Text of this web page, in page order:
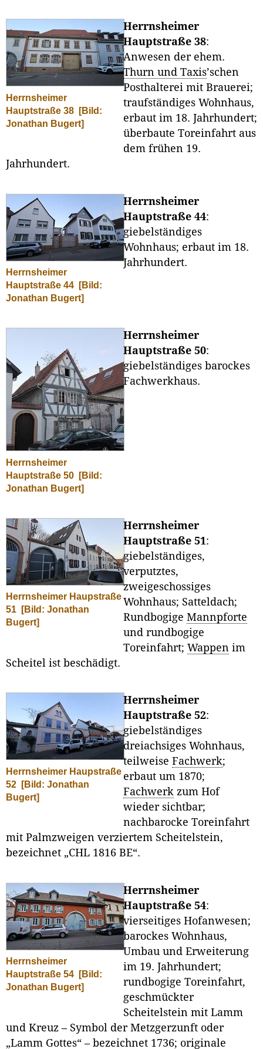
Herrnsheimer
Hauptstraße 38
[Bild:
Jonathan Bugert]
Herrnsheimer
Hauptstraße 38:
Anwesen der ehem.
Thurn und Taxis’schen
Posthalterei mit Brauerei;
traufständiges Wohnhaus,
erbaut im 18. Jahrhundert;
überbaute Toreinfahrt aus
dem frühen 19.
Jahrhundert.
Herrnsheimer
Hauptstraße 44
[Bild:
Jonathan Bugert]
Herrnsheimer
Hauptstraße 44:
giebelständiges
Wohnhaus; erbaut im 18.
Jahrhundert.
Herrnsheimer
Hauptstraße 50
[Bild:
Jonathan Bugert]
Herrnsheimer
Hauptstraße 50:
giebelständiges barockes
Fachwerkhaus.
Herrnsheimer Haupstraße
51
[Bild: Jonathan
Bugert]
Herrnsheimer
Hauptstraße 51 :
giebelständiges,
verputztes,
zweigeschossiges
Wohnhaus; Satteldach;
Rundbogige Mannpforte
und rundbogige
Toreinfahrt; Wappen im
Scheitel ist beschädigt.
Herrnsheimer Haupstraße
52
[Bild: Jonathan
Bugert]
Herrnsheimer
Hauptstraße 52:
giebelständiges
dreiachsiges Wohnhaus,
teilweise Fachwerk;
erbaut um 1870;
Fachwerk zum Hof
wieder sichtbar;
nachbarocke Toreinfahrt
mit Palmzweigen verziertem Scheitelstein,
bezeichnet „CHL 1816 BE“.
Herrnsheimer
Hauptstraße 54
[Bild:
Jonathan Bugert]
Herrnsheimer
Hauptstraße 54:
vierseitiges Hofanwesen;
barockes Wohnhaus,
Umbau und Erweiterung
im 19. Jahrhundert;
rundbogige Toreinfahrt,
geschmückter
Scheitelstein mit Lamm
und Kreuz – Symbol der Metzgerzunft oder
„Lamm Gottes“ – bezeichnet 1736; originale